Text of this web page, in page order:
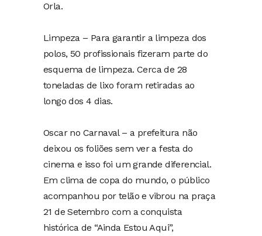
Orla.
Limpeza – Para garantir a limpeza dos
polos, 50 profissionais fizeram parte do
esquema de limpeza. Cerca de 28
toneladas de lixo foram retiradas ao
longo dos 4 dias.
Oscar no Carnaval – a prefeitura não
deixou os foliões sem ver a festa do
cinema e isso foi um grande diferencial.
Em clima de copa do mundo, o público
acompanhou por telão e vibrou na praça
21 de Setembro com a conquista
histórica de “Ainda Estou Aqui”,